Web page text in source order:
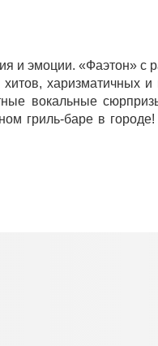
и эмоции. «Фаэтон» с
харизматичных
вокальные
гриль-баре в